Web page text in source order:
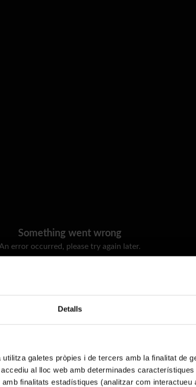
Detalls
galetes pròpies i de tercers amb la finalitat de
al lloc web amb determinades
finalitats estadístiques (analitzar com interactueu
Something went wrong
An error occurred, please try again later.